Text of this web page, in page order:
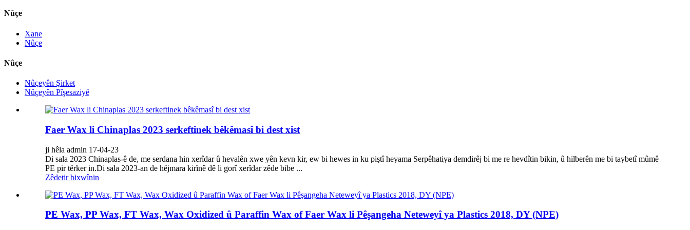
Nûçe
Xane
Nûçe
Nûçe
Nûçeyên Şirket
Nûçeyên Pîşesaziyê
Faer Wax li Chinaplas 2023 serkeftinek bêkêmasî bi dest xist
ji hêla admin 17-04-23
Di sala 2023 Chinaplas-ê de, me serdana hin xerîdar û hevalên xwe yên kevn kir, ew bi hewes in ku piştî heyama Serpêhatiya demdirêj bi me re hevdîtin bikin, û hilberên me bi taybetî mûmê
PE pir têrker in.Di sala 2023-an de hêjmara kirînê dê li gorî xerîdar zêde bibe ...
Zêdetir bixwînin
PE Wax, PP Wax, FT Wax, Wax Oxidized û Paraffin Wax of Faer Wax li Pêşangeha Neteweyî ya Plastics 2018, DY (NPE)